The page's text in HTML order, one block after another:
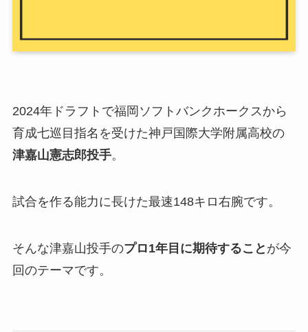
2024年ドラフトで福岡ソフトバンクホークスから
育成七巡目指名を受けた神戸国際大学附属高校の
津嘉山憲志郎投手。
試合を作る能力に長けた最速148キロ右腕です。
そんな津嘉山投手のプロ1年目に期待すること が今
回のテーマです。